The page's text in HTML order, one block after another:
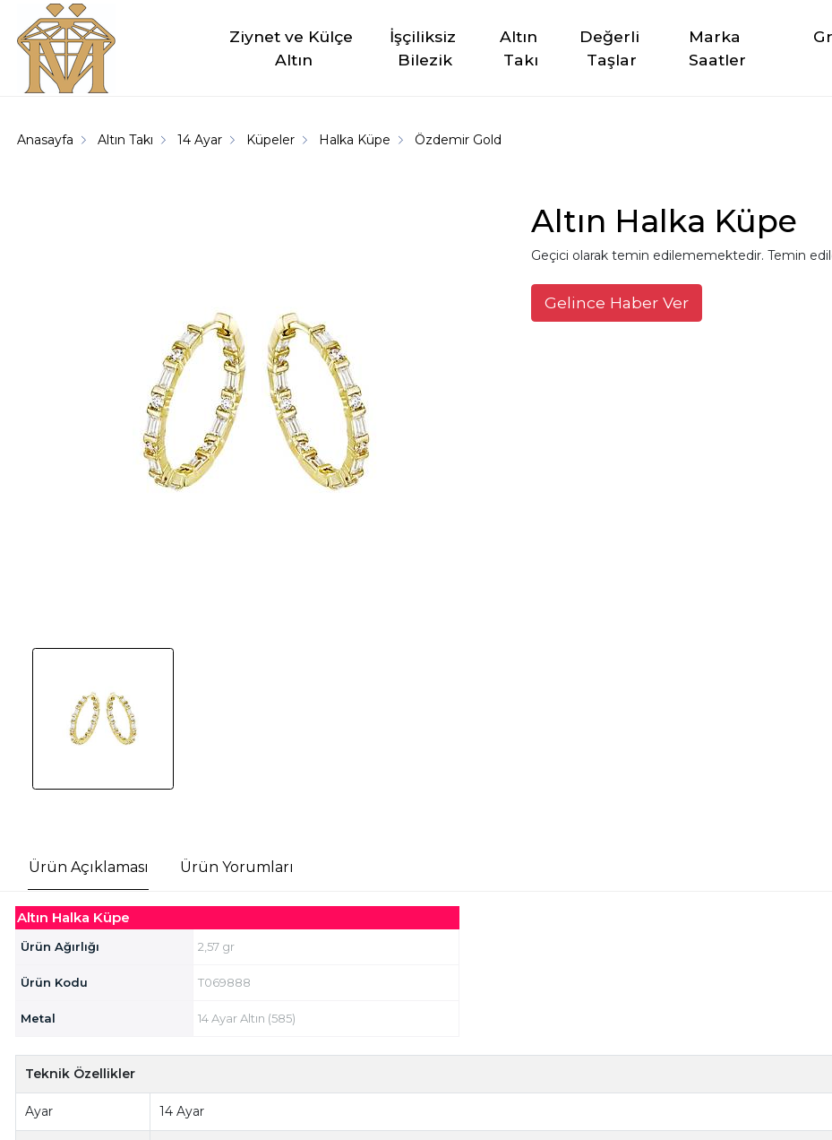
Ziynet ve Külçe
Altın
İşçiliksiz
Bilezik
Altın
Takı
Değerli
Taşlar
Marka
Saatler
Anasayfa Altın Takı 14 Ayar Küpeler Halka Küpe Özdemir Gold
Altın Halka Küpe
Geçici olarak temin edilememektedir. Temin
Gelince Haber Ver
Ürün Açıklaması Ürün Yorumları
Altın Halka Küpe
Ürün Ağırlığı 2,57 gr
Ürün Kodu T069888
Metal 14 Ayar Altın (585)
Teknik Özellikler
Ayar 14 Ayar